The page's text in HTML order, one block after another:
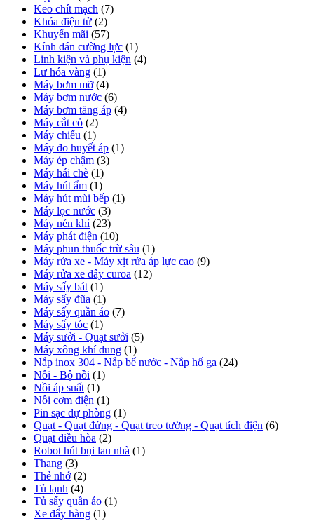
Keo chít mạch (7)
Khóa điện tử (2)
Khuyến mãi (57)
Kính dán cường lực (1)
Linh kiện và phụ kiện (4)
Lư hóa vàng (1)
Máy bơm mỡ (4)
Máy bơm nước (6)
Máy bơm tăng áp (4)
Máy cắt cỏ (2)
Máy chiếu (1)
Máy đo huyết áp (1)
Máy ép chậm (3)
Máy hái chè (1)
Máy hút ẩm (1)
Máy hút mùi bếp (1)
Máy lọc nước (3)
Máy nén khí (23)
Máy phát điện (10)
Máy phun thuốc trừ sâu (1)
Máy rửa xe - Máy xịt rửa áp lực cao (9)
Máy rửa xe dây curoa (12)
Máy sấy bát (1)
Máy sấy đũa (1)
Máy sấy quần áo (7)
Máy sấy tóc (1)
Máy sưởi - Quạt sưởi (5)
Máy xông khí dung (1)
Nắp inox 304 - Nắp bể nước - Nắp hố ga (24)
Nồi - Bộ nồi (1)
Nồi áp suất (1)
Nồi cơm điện (1)
Pin sạc dự phòng (1)
Quạt - Quạt đứng - Quạt treo tường - Quạt tích điện (6)
Quạt điều hòa (2)
Robot hút bụi lau nhà (1)
Thang (3)
Thẻ nhớ (2)
Tủ lạnh (4)
Tủ sấy quần áo (1)
Xe đẩy hàng (1)